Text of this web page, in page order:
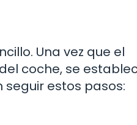
Una vez que el
coche, se
estos pasos: